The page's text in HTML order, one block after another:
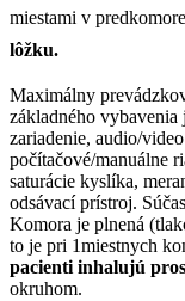
miestami v
lôžku.
Maximálny
základného vybavenia
zariadenie, audio/
počítačové/manuálne
saturácie kyslíka,
odsávací prístroj.
Komora je plnená
to je pri 1miestnych
pacienti inhalujú
okruhom.